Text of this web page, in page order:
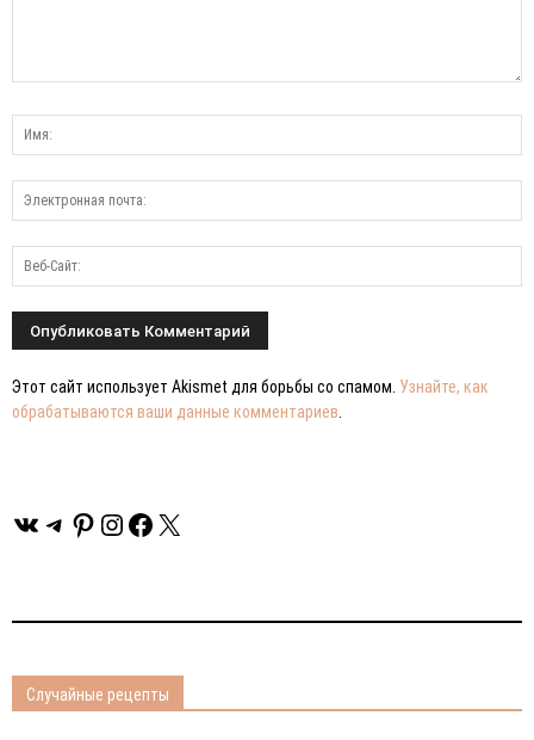
Этот сайт использует Akismet для борьбы со спамом. Узнайте, как
обрабатываются ваши данные комментариев
ВКонтакте
Telegram
Pinterest
Instagram
Facebook
X
Случайные рецепты